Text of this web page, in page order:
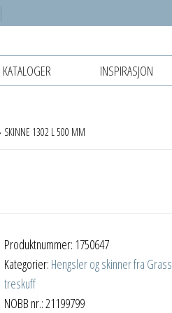
KATALOGER INSPIRASJON
SKINNE 1302 L 500 MM
Produktnummer: 1750647
Kategorier: Hengsler og skinner fra Grass
treskuff
NOBB nr.: 21199799